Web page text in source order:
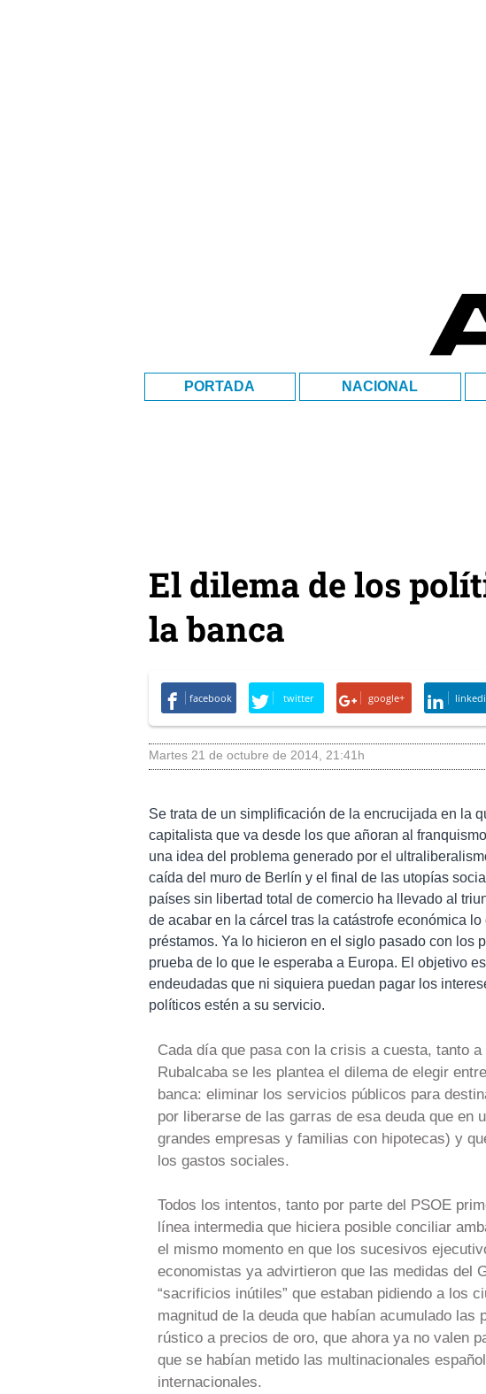
PORTADA NACIONAL
El dilema de los
la banca
facebook twitter google+
martes 21 de octubre de 2014, 21:41h
Se trata de un simplificación de la encrucijada en la
capitalista que va desde los que añoran al
una idea del problema generado por el
caída del muro de Berlín y el final de las utopías
países sin libertad total de comercio ha llevado al
de acabar en la cárcel tras la catástrofe económica
préstamos. Ya lo hicieron en el siglo pasado con los
prueba de lo que le esperaba a Europa. El objetivo
endeudadas que ni siquiera puedan pagar los
políticos estén a su servicio.
Cada día que pasa con la crisis a cuesta, tanto
Rubalcaba se les plantea el dilema de elegir
banca: eliminar los servicios públicos para
por liberarse de las garras de esa deuda que en
grandes empresas y familias con hipotecas) y
los gastos sociales.
Todos los intentos, tanto por parte del PSOE
línea intermedia que hiciera posible conciliar
el mismo momento en que los sucesivos
economistas ya advirtieron que las medidas del
“sacrificios inútiles” que estaban pidiendo a los
magnitud de la deuda que habían acumulado
rústico a precios de oro, que ahora ya no valen
que se habían metido las multinacionales
internacionales.